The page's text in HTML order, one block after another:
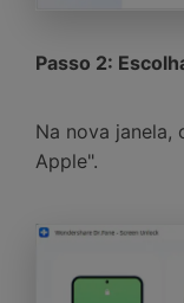
Passo 2:
Na nova janela,
Apple".